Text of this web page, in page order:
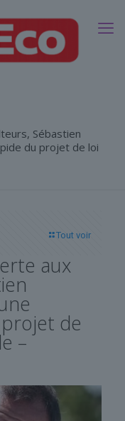
Sébastien
du projet de loi
Tout voir
aux
de
–